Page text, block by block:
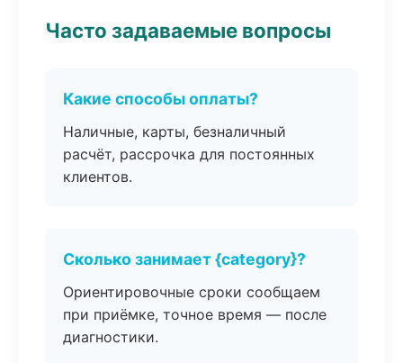
Часто задаваемые вопросы
Какие способы оплаты?
Наличные, карты, безналичный
расчёт, рассрочка для постоянных
клиентов.
Сколько занимает {category}?
Ориентировочные сроки сообщаем
при приёмке, точное время — после
диагностики.